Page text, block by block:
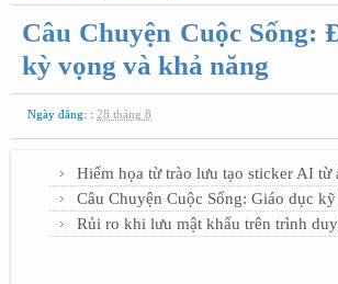
Câu Chuyện Cuộc Sống:
kỳ vọng và khả năng
Ngày đăng: : 28 tháng 8
Hiểm họa từ trào lưu tạo sticker AI từ
Câu Chuyện Cuộc Sống: Giáo dục
Rủi ro khi lưu mật khẩu trên trình